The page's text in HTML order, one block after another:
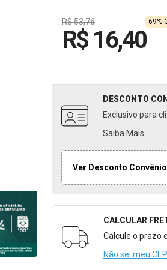
R$ 53,76 69%
R$ 16,40
DESCONTO
Exclusivo para
Saiba Mais
Ver Desconto Convênio
Formulário para
CALCULAR
Calcule o prazo
Não sei meu CEP